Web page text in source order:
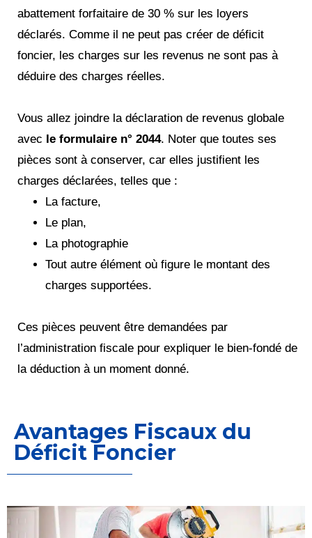
abattement forfaitaire de 30 % sur les loyers
déclarés. Comme il ne peut pas créer de déficit
foncier, les charges sur les revenus ne sont pas à
déduire des charges réelles.
Vous allez joindre la déclaration de revenus globale
avec le formulaire n° 2044. Noter que toutes ses
pièces sont à conserver, car elles justifient les
charges déclarées, telles que :
La facture,
Le plan,
La photographie
Tout autre élément où figure le montant des
charges supportées.
Ces pièces peuvent être demandées par
l’administration fiscale pour expliquer le bien-fondé de
la déduction à un moment donné.
Avantages Fiscaux du
Déficit Foncier